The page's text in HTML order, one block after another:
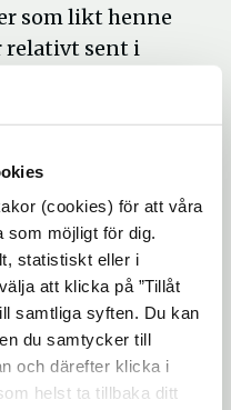
(cookies) för att våra
som möjligt för dig.
statistiskt eller i
att klicka på ”Tillåt
samtliga syften. Du kan
du samtycker till
och därefter klicka i
helst ta tillbaka ditt
som likt henne
relativt sent i
som på kort tid
vilja och med ett
och
drivit henne till
Vi ser också att
person
och förverkliga